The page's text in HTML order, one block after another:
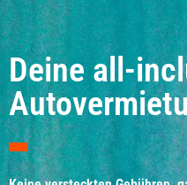
Deine all-